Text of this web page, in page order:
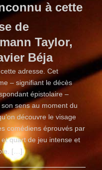
à cette
de
Taylor,
Béja
adresse. Cet
– signifiant le décès
épistolaire –
sens au moment du
découvre le visage
comédiens éprouvés par
quart de jeu intense et
[…]